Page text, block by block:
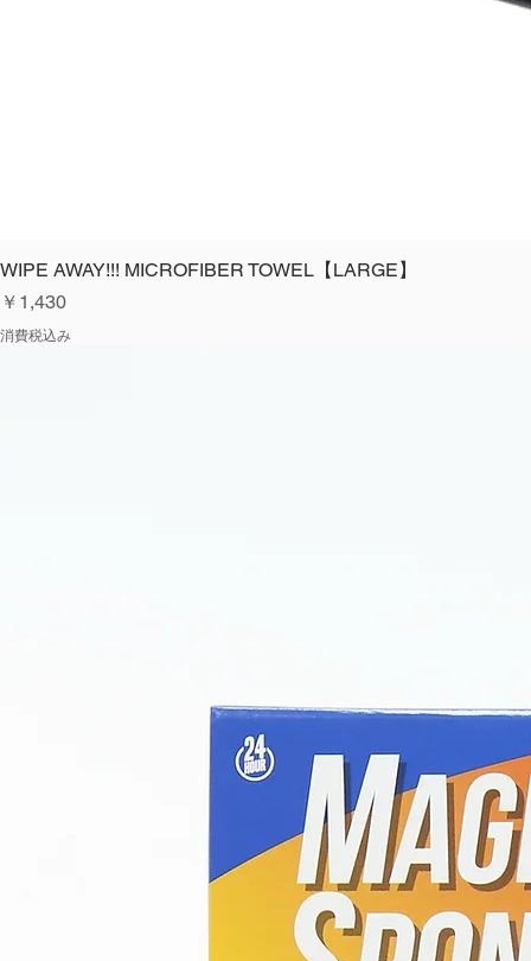
WIPE AWAY!!! MICROFIBER TOWEL【LARGE】
価格
￥1,430
消費税込み